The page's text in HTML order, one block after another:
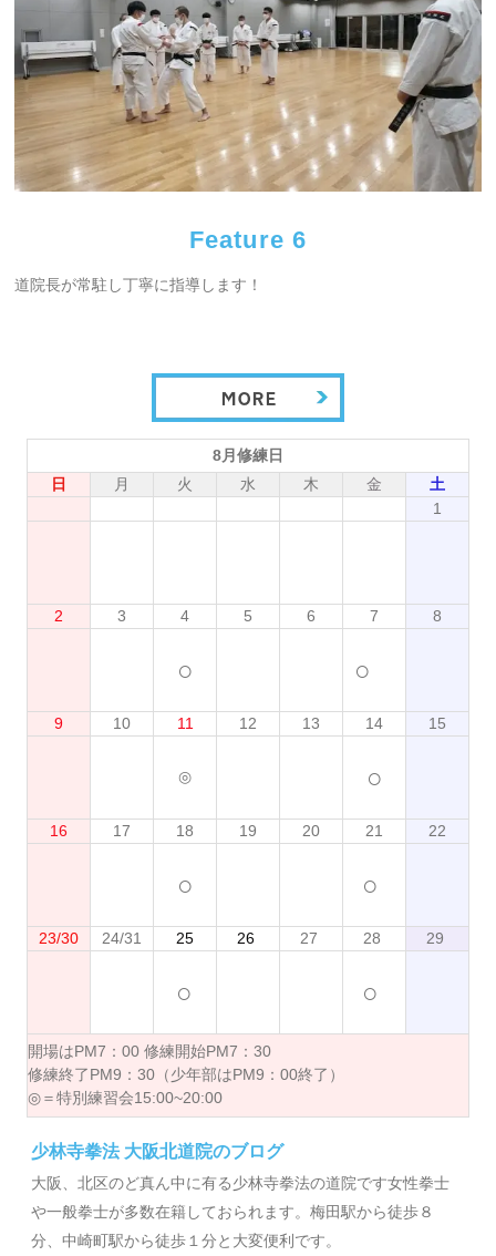
Feature 6
道院長が常駐し丁寧に指導します！
8月修練日
日
月 火 水 木 金
土
1
2 3 4 5 6 7 8
○ ○
9 10 11 12 13 14 15
◎ ○
16 17 18 19 20 21 22
○ ○
23/30 24/31 25 26 27 28 29
○ ○
開場はPM7：00 修練開始PM7：30
修練終了PM9：30（少年部はPM9：00終了）
◎＝特別練習会15:00~20:00
少林寺拳法 大阪北道院のブログ
大阪、北区のど真ん中に有る少林寺拳法の道院です女性拳士
や一般拳士が多数在籍しておられます。梅田駅から徒歩８
分、中崎町駅から徒歩１分と大変便利です。